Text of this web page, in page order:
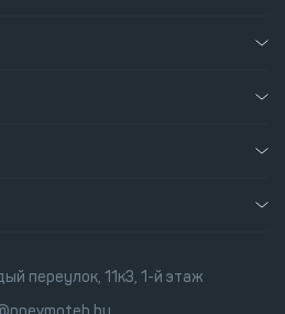
переулок, 11к3, 1-й этаж